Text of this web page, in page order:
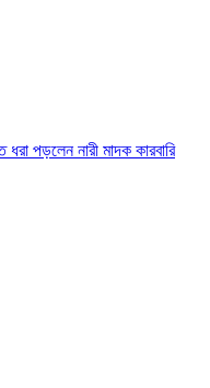
পড়লেন নারী মাদক কারবারি